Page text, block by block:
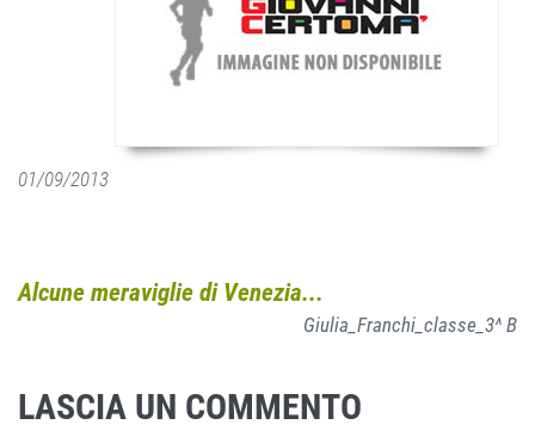
01/09/2013
Alcune meraviglie di Venezia...
Giulia_Franchi_classe_3^ B
LASCIA UN COMMENTO